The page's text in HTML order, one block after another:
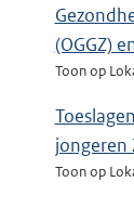
(OGGZ)
Toon op
jongeren
Toon op